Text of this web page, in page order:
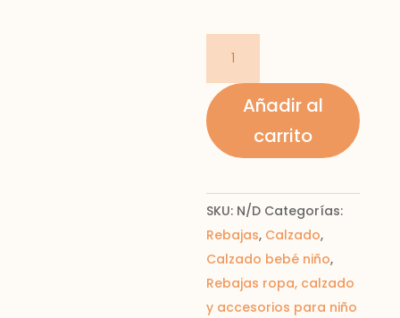
velcro
piel
cantidadAñadir al
carrito
SKU: N/D Categorías:
Rebajas, Calzado,
Calzado bebé niño,
Rebajas ropa, calzado
y accesorios para niño